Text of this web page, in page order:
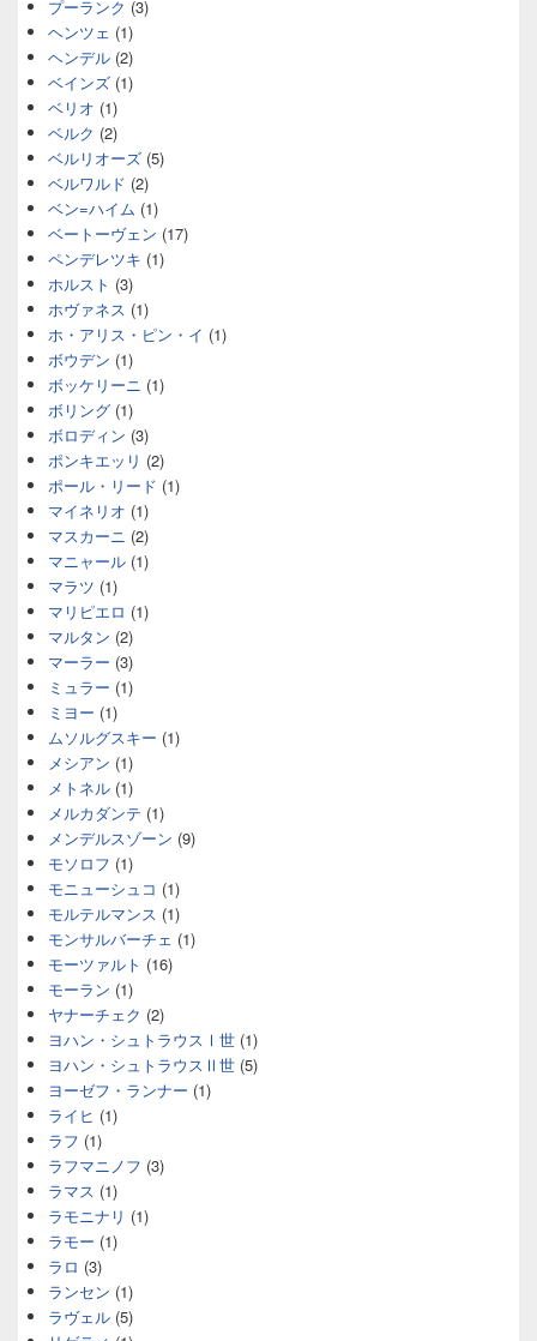
プーランク (3)
ヘンツェ (1)
ヘンデル (2)
ベインズ (1)
ベリオ (1)
ベルク (2)
ベルリオーズ (5)
ベルワルド (2)
ベン=ハイム (1)
ベートーヴェン (17)
ペンデレツキ (1)
ホルスト (3)
ホヴァネス (1)
ホ・アリス・ピン・イ (1)
ボウデン (1)
ボッケリーニ (1)
ボリング (1)
ボロディン (3)
ポンキエッリ (2)
ポール・リード (1)
マイネリオ (1)
マスカーニ (2)
マニャール (1)
マラツ (1)
マリピエロ (1)
マルタン (2)
マーラー (3)
ミュラー (1)
ミヨー (1)
ムソルグスキー (1)
メシアン (1)
メトネル (1)
メルカダンテ (1)
メンデルスゾーン (9)
モソロフ (1)
モニューシュコ (1)
モルテルマンス (1)
モンサルバーチェ (1)
モーツァルト (16)
モーラン (1)
ヤナーチェク (2)
ヨハン・シュトラウスⅠ世 (1)
ヨハン・シュトラウスⅡ世 (5)
ヨーゼフ・ランナー (1)
ライヒ (1)
ラフ (1)
ラフマニノフ (3)
ラマス (1)
ラモニナリ (1)
ラモー (1)
ラロ (3)
ランセン (1)
ラヴェル (5)